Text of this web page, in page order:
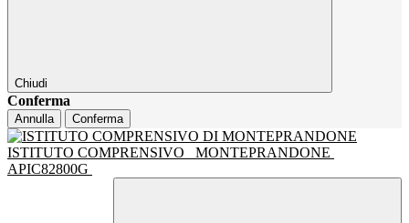
Chiudi
Conferma
Annulla Conferma
ISTITUTO COMPRENSIVO
MONTEPRANDONE
APIC82800G